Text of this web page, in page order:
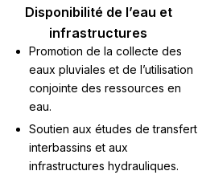
Disponibilité de l’eau et
infrastructures
Promotion de la collecte des
eaux pluviales et de l’utilisation
conjointe des ressources en
eau.
Soutien aux études de transfert
interbassins et aux
infrastructures hydrauliques.